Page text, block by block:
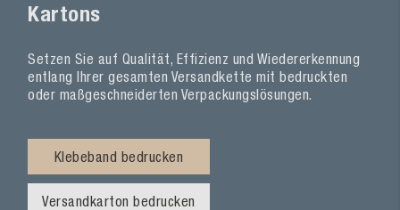
Kartons
Setzen Sie auf Qualität, Effizienz und Wiedererkennung
entlang Ihrer gesamten Versandkette mit bedruckten
oder maßgeschneiderten Verpackungslösungen.
Klebeband bedrucken
Versandkarton bedrucken